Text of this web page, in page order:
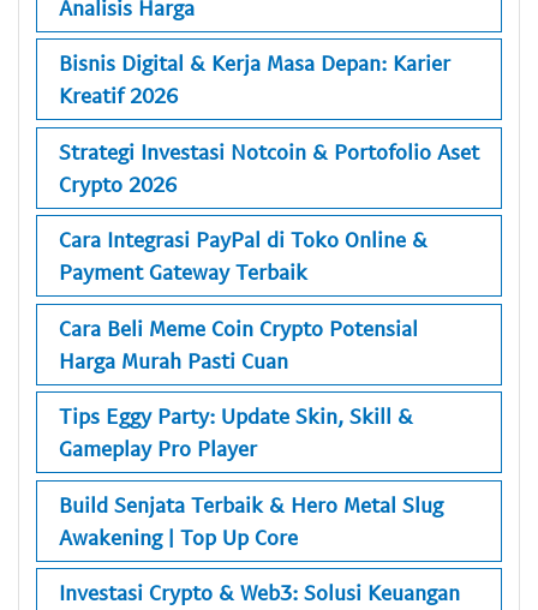
Analisis Harga
Bisnis Digital & Kerja Masa Depan: Karier
Kreatif 2026
Strategi Investasi Notcoin & Portofolio Aset
Crypto 2026
Cara Integrasi PayPal di Toko Online &
Payment Gateway Terbaik
Cara Beli Meme Coin Crypto Potensial
Harga Murah Pasti Cuan
Tips Eggy Party: Update Skin, Skill &
Gameplay Pro Player
Build Senjata Terbaik & Hero Metal Slug
Awakening | Top Up Core
Investasi Crypto & Web3: Solusi Keuangan